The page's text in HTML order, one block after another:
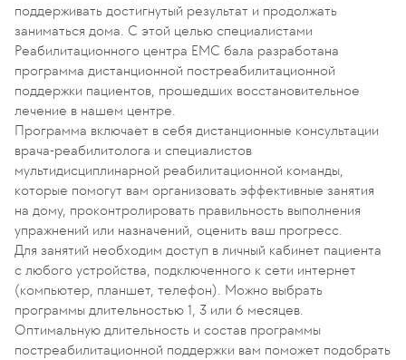
поддерживать достигнутый результат и продолжать
заниматься дома. С этой целью специалистами
Реабилитационного центра EMC бала разработана
программа дистанционной постреабилитационной
поддержки пациентов, прошедших восстановительное
лечение в нашем центре.
Программа включает в себя дистанционные консультации
врача-реабилитолога и специалистов
мультидисциплинарной реабилитационной команды,
которые помогут вам организовать эффективные занятия
на дому, проконтролировать правильность выполнения
упражнений или назначений, оценить ваш прогресс.
Для занятий необходим доступ в личный кабинет пациента
с любого устройства, подключенного к сети интернет
(компьютер, планшет, телефон). Можно выбрать
программы длительностью 1, 3 или 6 месяцев.
Оптимальную длительность и состав программы
постреабилитационной поддержки вам поможет подобрать